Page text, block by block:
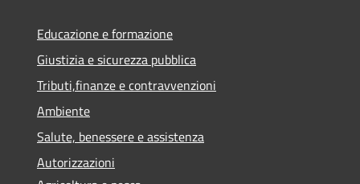
Educazione e formazione
Giustizia e sicurezza pubblica
Tributi,finanze e contravvenzioni
Ambiente
Salute, benessere e assistenza
Autorizzazioni